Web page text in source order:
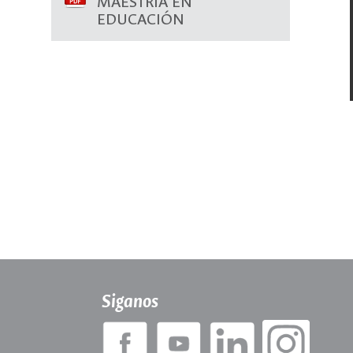
EDUCACIÓN
Siganos